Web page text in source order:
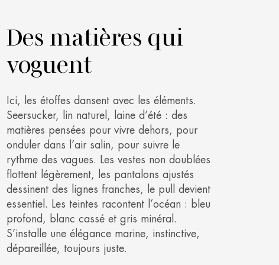
Des matières qui
voguent
Ici, les étoffes dansent avec les éléments.
Seersucker, lin naturel, laine d’été : des
matières pensées pour vivre dehors, pour
onduler dans l’air salin, pour suivre le
rythme des vagues. Les vestes non doublées
flottent légèrement, les pantalons ajustés
dessinent des lignes franches, le pull devient
essentiel. Les teintes racontent l’océan : bleu
profond, blanc cassé et gris minéral.
S’installe une élégance marine, instinctive,
dépareillée, toujours juste.